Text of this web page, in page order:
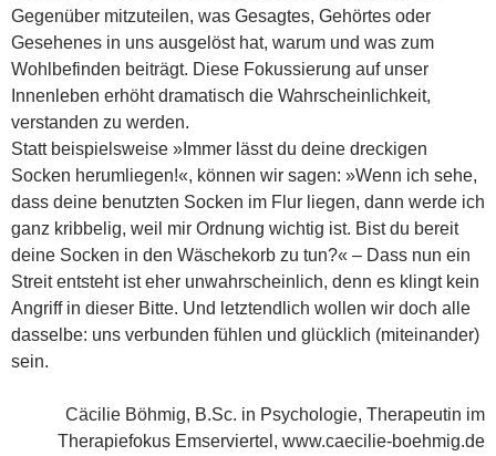
Gegenüber mitzuteilen, was Gesagtes, Gehörtes oder
Gesehenes in uns ausgelöst hat, warum und was zum
Wohlbefinden beiträgt. Diese Fokussierung auf unser
Innenleben erhöht dramatisch die Wahrscheinlichkeit,
verstanden zu werden.
Statt beispielsweise »Immer lässt du deine dreckigen
Socken herumliegen!«, können wir sagen: »Wenn ich sehe,
dass deine benutzten Socken im Flur liegen, dann werde ich
ganz kribbelig, weil mir Ordnung wichtig ist. Bist du bereit
deine Socken in den Wäschekorb zu tun?« – Dass nun ein
Streit entsteht ist eher unwahrscheinlich, denn es klingt kein
Angriff in dieser Bitte. Und letztendlich wollen wir doch alle
dasselbe: uns verbunden fühlen und glücklich (miteinander)
sein.
Cäcilie Böhmig, B.Sc. in Psychologie, Therapeutin im
Therapiefokus Emserviertel, www.caecilie-boehmig.de